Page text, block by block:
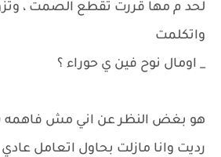
لحد م مها قررت تقطع الصمت ،
واتكلمت
_ اومال نوح فين ي حوراء ؟
هو بغض النظر عن اني مش
رديت وانا مازلت بحاول اتعامل عادي